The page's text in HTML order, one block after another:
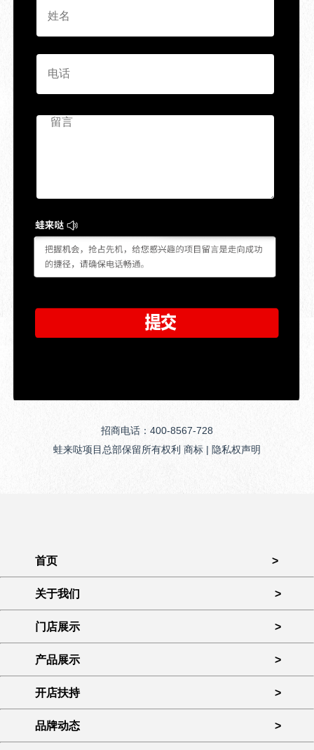
招商电话：400-8567-728
蛙来哒项目总部保留所有权利 商标 | 隐私权声明
首页 >
关于我们 >
门店展示 >
产品展示 >
开店扶持 >
品牌动态 >